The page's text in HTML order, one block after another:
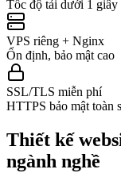
Tốc độ tải dưới 1 giây
VPS riêng + Nginx
Ổn định, bảo mật cao
SSL/TLS miễn phí
HTTPS bảo mật toàn
Thiết kế
ngành nghề